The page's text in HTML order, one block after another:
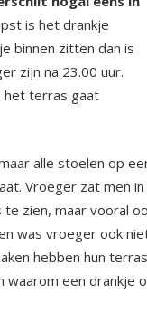
is het drankje
binnen zitten dan is
zijn na 23.00 uur.
het terras gaat
alle stoelen op
Vroeger zat men in
zien, maar vooral
was vroeger ook
hebben hun terras
waarom een drankje